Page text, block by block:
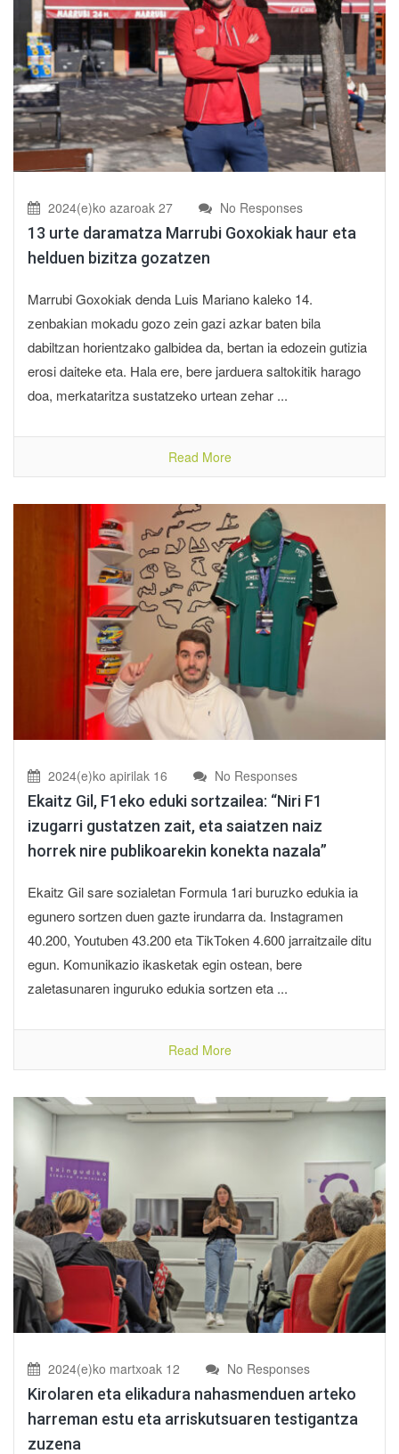
2024(e)ko azaroak 27 No Responses
13 urte daramatza Marrubi Goxokiak haur eta
helduen bizitza gozatzen
Marrubi Goxokiak denda Luis Mariano kaleko 14.
zenbakian mokadu gozo zein gazi azkar baten bila
dabiltzan horientzako galbidea da, bertan ia edozein gutizia
erosi daiteke eta. Hala ere, bere jarduera saltokitik harago
doa, merkataritza sustatzeko urtean zehar ...
Read More
2024(e)ko apirilak 16 No Responses
Ekaitz Gil, F1eko eduki sortzailea: “Niri F1
izugarri gustatzen zait, eta saiatzen naiz
horrek nire publikoarekin konekta nazala”
Ekaitz Gil sare sozialetan Formula 1ari buruzko edukia ia
egunero sortzen duen gazte irundarra da. Instagramen
40.200, Youtuben 43.200 eta TikToken 4.600 jarraitzaile ditu
egun. Komunikazio ikasketak egin ostean, bere
zaletasunaren inguruko edukia sortzen eta ...
Read More
2024(e)ko martxoak 12 No Responses
Kirolaren eta elikadura nahasmenduen arteko
harreman estu eta arriskutsuaren testigantza
zuzena